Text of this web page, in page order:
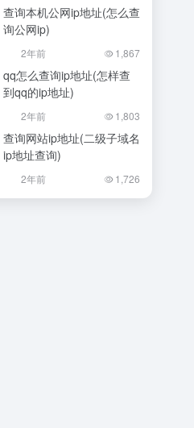
查询本机公网ip地址(怎么查
询公网ip)
2年前 1,867
qq怎么查询ip地址(怎样查
到qq的ip地址)
2年前 1,803
查询网站ip地址(二级子域名
ip地址查询)
2年前 1,726